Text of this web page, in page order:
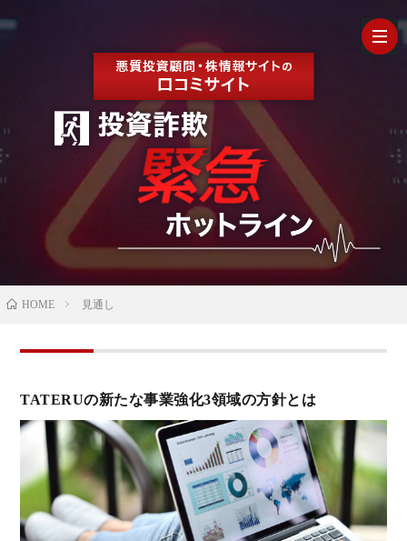
ミ
【
当に
式投
済
一
用
辞
コラ
HOME 見通し
TATERUの新たな事業強化3領域の方針とは